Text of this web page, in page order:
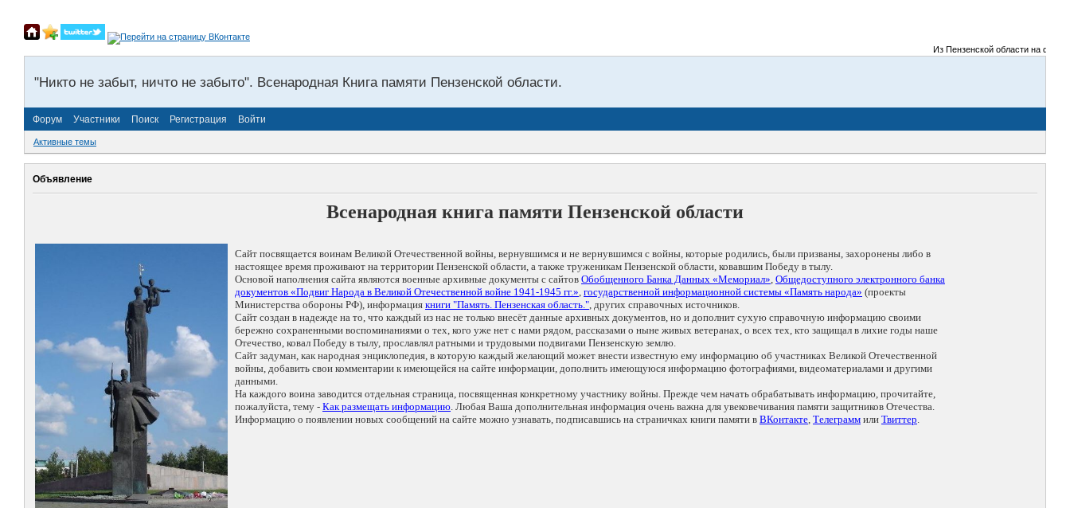
Из Пензенской области на
"Никто не забыт, ничто не забыто". Всенародная Книга памяти Пензенской области.
Форум Участники Поиск Регистрация Войти
Активные темы
Объявление
Всенародная книга памяти Пензенской области
Сайт посвящается воинам Великой Отечественной войны, вернувшимся и не вернувшимся с войны, которые родились, были призваны, захоронены либо в
настоящее время проживают на территории Пензенской области, а также труженикам Пензенской области, ковавшим Победу в тылу.
Основой наполнения сайта являются военные архивные документы с сайтов Обобщенного Банка Данных «Мемориал», Общедоступного электронного банка
документов «Подвиг Народа в Великой Отечественной войне 1941-1945 гг.», государственной информационной системы «Память народа» (проекты
Министерства обороны РФ), информация книги "Память. Пензенская область.", других справочных источников.
Сайт создан в надежде на то, что каждый из нас не только внесёт данные архивных документов, но и дополнит сухую справочную информацию своими
бережно сохраненными воспоминаниями о тех, кого уже нет с нами рядом, рассказами о ныне живых ветеранах, о всех тех, кто защищал в лихие годы наше
Отечество, ковал Победу в тылу, прославлял ратными и трудовыми подвигами Пензенскую землю.
Сайт задуман, как народная энциклопедия, в которую каждый желающий может внести известную ему информацию об участниках Великой Отечественной
войны, добавить свои комментарии к имеющейся на сайте информации, дополнить имеющуюся информацию фотографиями, видеоматериалами и другими
данными.
На каждого воина заводится отдельная страница, посвященная конкретному участнику войны. Прежде чем начать обрабатывать информацию, прочитайте,
пожалуйста, тему - Как размещать информацию. Любая Ваша дополнительная информация очень важна для увековечивания памяти защитников Отечества.
Информацию о появлении новых сообщений на сайте можно узнавать, подписавшись на страничках книги памяти в ВКонтакте, Телеграмм или Твиттер.